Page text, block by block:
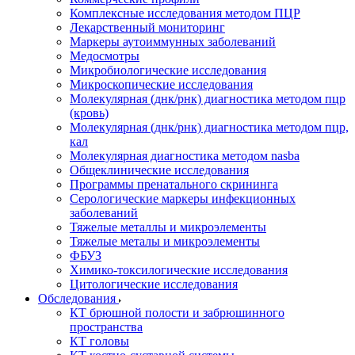
Комплексные исследования методом ПЦР
Лекарственный мониторинг
Маркеры аутоиммунных заболеваний
Медосмотры
Микробиологические исследования
Микроскопические исследования
Молекулярная (днк/рнк) диагностика методом пцр
(кровь)
Молекулярная (днк/рнк) диагностика методом пцр,
кал
Молекулярная диагностика методом nasba
Общеклинические исследования
Программы пренатального скрининга
Серологические маркеры инфекционных
заболеваний
Тяжелые металлы и микроэлементы
Тяжелые металы и микроэлементы
ФБУЗ
Химико-токсилогические исследования
Цитологические исследования
Обследования
КТ брюшной полости и забрюшинного
пространства
КТ головы